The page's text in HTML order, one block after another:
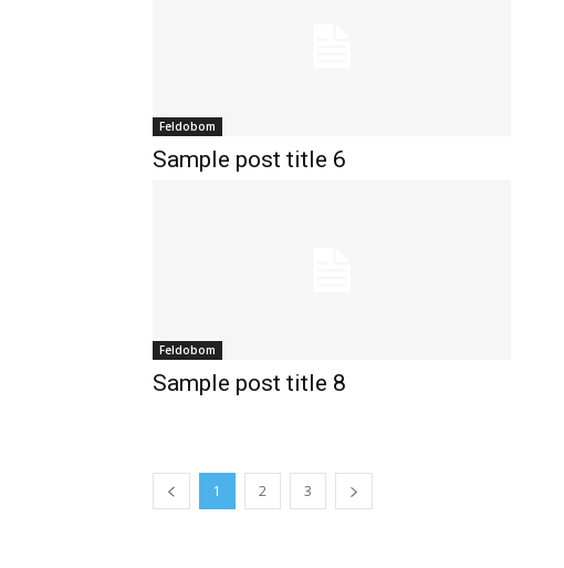
Feldobom
Sample post title 6
Feldobom
Sample post title 8
1 2 3